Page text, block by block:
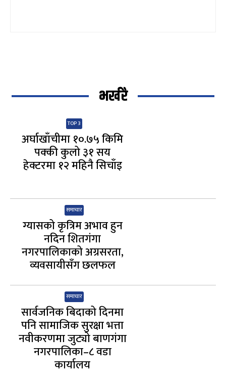
भर्खरै
TOP 3
अर्घाखाँचीमा १०.७५ किमि
पक्की कुलो ३१ सय
हेक्टरमा १२ महिनै सिचाँइ
समाचार
ग्यासको कृत्रिम अभाव हुन
नदिन शितगंगा
नगरपालिकाको अग्रसरता,
व्यवसायीसँग छलफल
समाचार
सार्वजनिक बिदाको दिनमा
पनि सामाजिक सुरक्षा भत्ता
नवीकरणमा जुट्यो बाणगंगा
नगरपालिका–८ वडा
कार्यालय